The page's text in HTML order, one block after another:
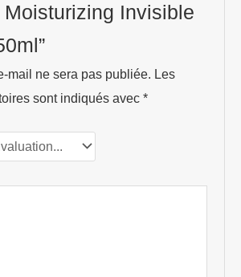
Invisible
mail ne sera pas publiée. Les
sont indiqués avec*